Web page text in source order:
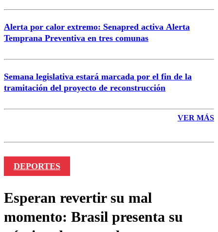
Alerta por calor extremo: Senapred activa Alerta
Temprana Preventiva en tres comunas
Semana legislativa estará marcada por el fin de la
tramitación del proyecto de reconstrucción
VER MÁS
DEPORTES
Esperan revertir su mal
momento: Brasil presenta su